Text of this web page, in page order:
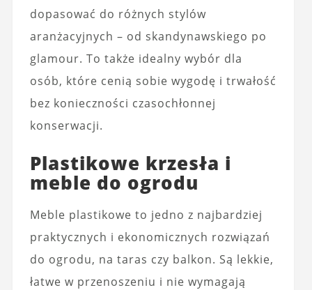
dopasować do różnych stylów
aranżacyjnych – od skandynawskiego po
glamour. To także idealny wybór dla
osób, które cenią sobie wygodę i trwałość
bez konieczności czasochłonnej
konserwacji.
Plastikowe krzesła i
meble do ogrodu
Meble plastikowe to jedno z najbardziej
praktycznych i ekonomicznych rozwiązań
do ogrodu, na taras czy balkon. Są lekkie,
łatwe w przenoszeniu i nie wymagają